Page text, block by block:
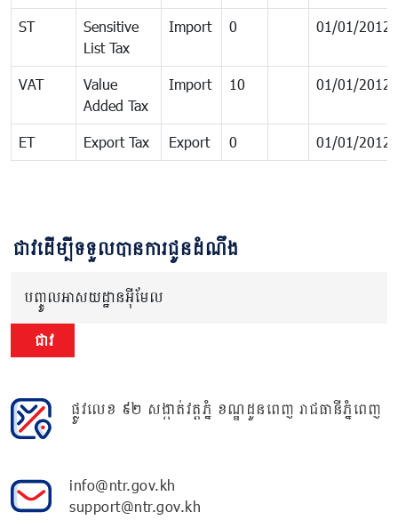
ST
Sensitive
List Tax
Import 0 01/01/2012
VAT
Value
Added Tax
Import 10 01/01/2012
ET Export Tax Export 0 01/01/2012
ជាវដើម្បីទទួលបានការជូនដំណឹង
បញ្ចូលអាសយដ្ឋានអ៊ីមែល
ជាវ
ផ្លូវលេខ ៩២ សង្កាត់វត្តភ្នំ ខណ្ឌដូនពេញ រាជធានីភ្នំពេញ
info@ntr.gov.kh
support@ntr.gov.kh